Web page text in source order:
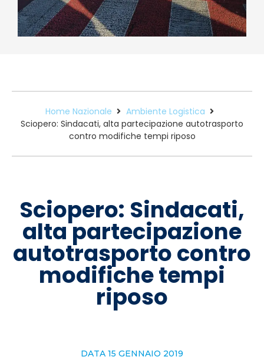
Home Nazionale
Ambiente Logistica
Sciopero: Sindacati, alta partecipazione autotrasporto
contro modifiche tempi riposo
Sciopero: Sindacati,
alta partecipazione
autotrasporto contro
modifiche tempi
riposo
DATA 15 GENNAIO 2019